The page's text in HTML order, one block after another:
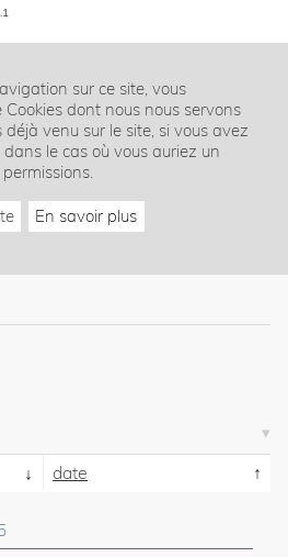
sur ce site, vous
Cookies dont nous nous servons
venu sur le site, si vous avez
le cas où vous auriez un
En savoir plus
date